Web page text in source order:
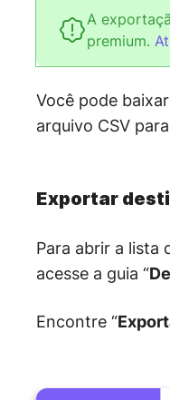
A
premium.
Você pode
arquivo CSV
Exportar
Para abrir a lista
acesse a guia “
Encontre “